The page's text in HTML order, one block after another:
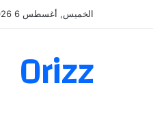
الخميس, أغسطس 6 2026
Orizz